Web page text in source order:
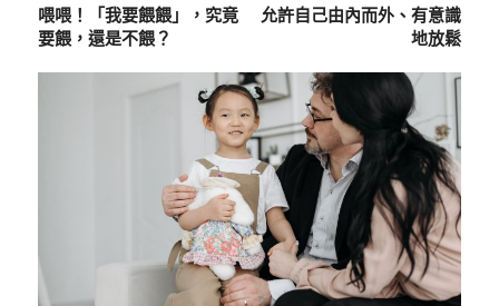
喂喂！「我要餵餵」，究竟
要餵，還是不餵？
允許自己由內而外、有意識
地放鬆